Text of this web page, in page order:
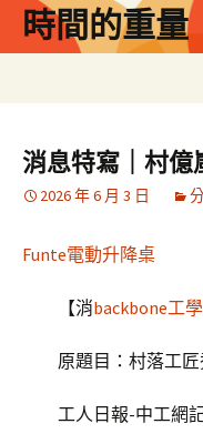
時間的重量
消息特寫｜村億
2026 年 6 月 3 日
Funte電動升降桌
【消backbone工
原題目：村落工
工人日報-中工網